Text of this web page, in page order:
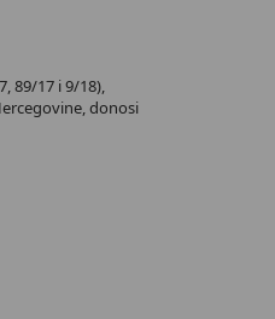
89/17 i 9/18),
donosi